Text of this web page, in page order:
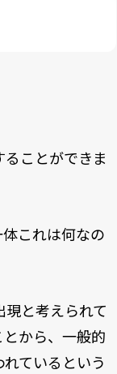
ことができま
これは何なの
と考えられて
から、一般的
ているという